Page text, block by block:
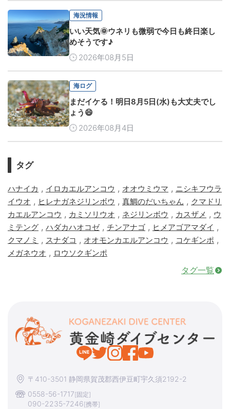
海況情報
いい天気🌞ウネリも微弱で今日も終日楽し
めそうです♪
2026年08月5日
海ログ
まだイケる！明日8月5日(水)も大丈夫でし
ょう😄
2026年08月4日
タグ
ハナイカ , イロカエルアンコウ , オオウミウマ , ニシキフウラ
イウオ , ヒレナガネジリンボウ , 真鯛のだいちゃん , クマドリ
カエルアンコウ , カミソリウオ , ネジリンボウ , カスザメ , ウ
ミテング , ハダカハオコゼ, チンアナゴ , ヒメアゴアマダイ ,
クマノミ , スナダコ , オオモンカエルアンコウ , コケギンポ ,
メガネウオ , ロウソクギンポ
タグ一覧
〒410-3501 静岡県賀茂郡西伊豆町宇久須2192-2
0558-56-1717[固定]
090-2235-7246[携帯]